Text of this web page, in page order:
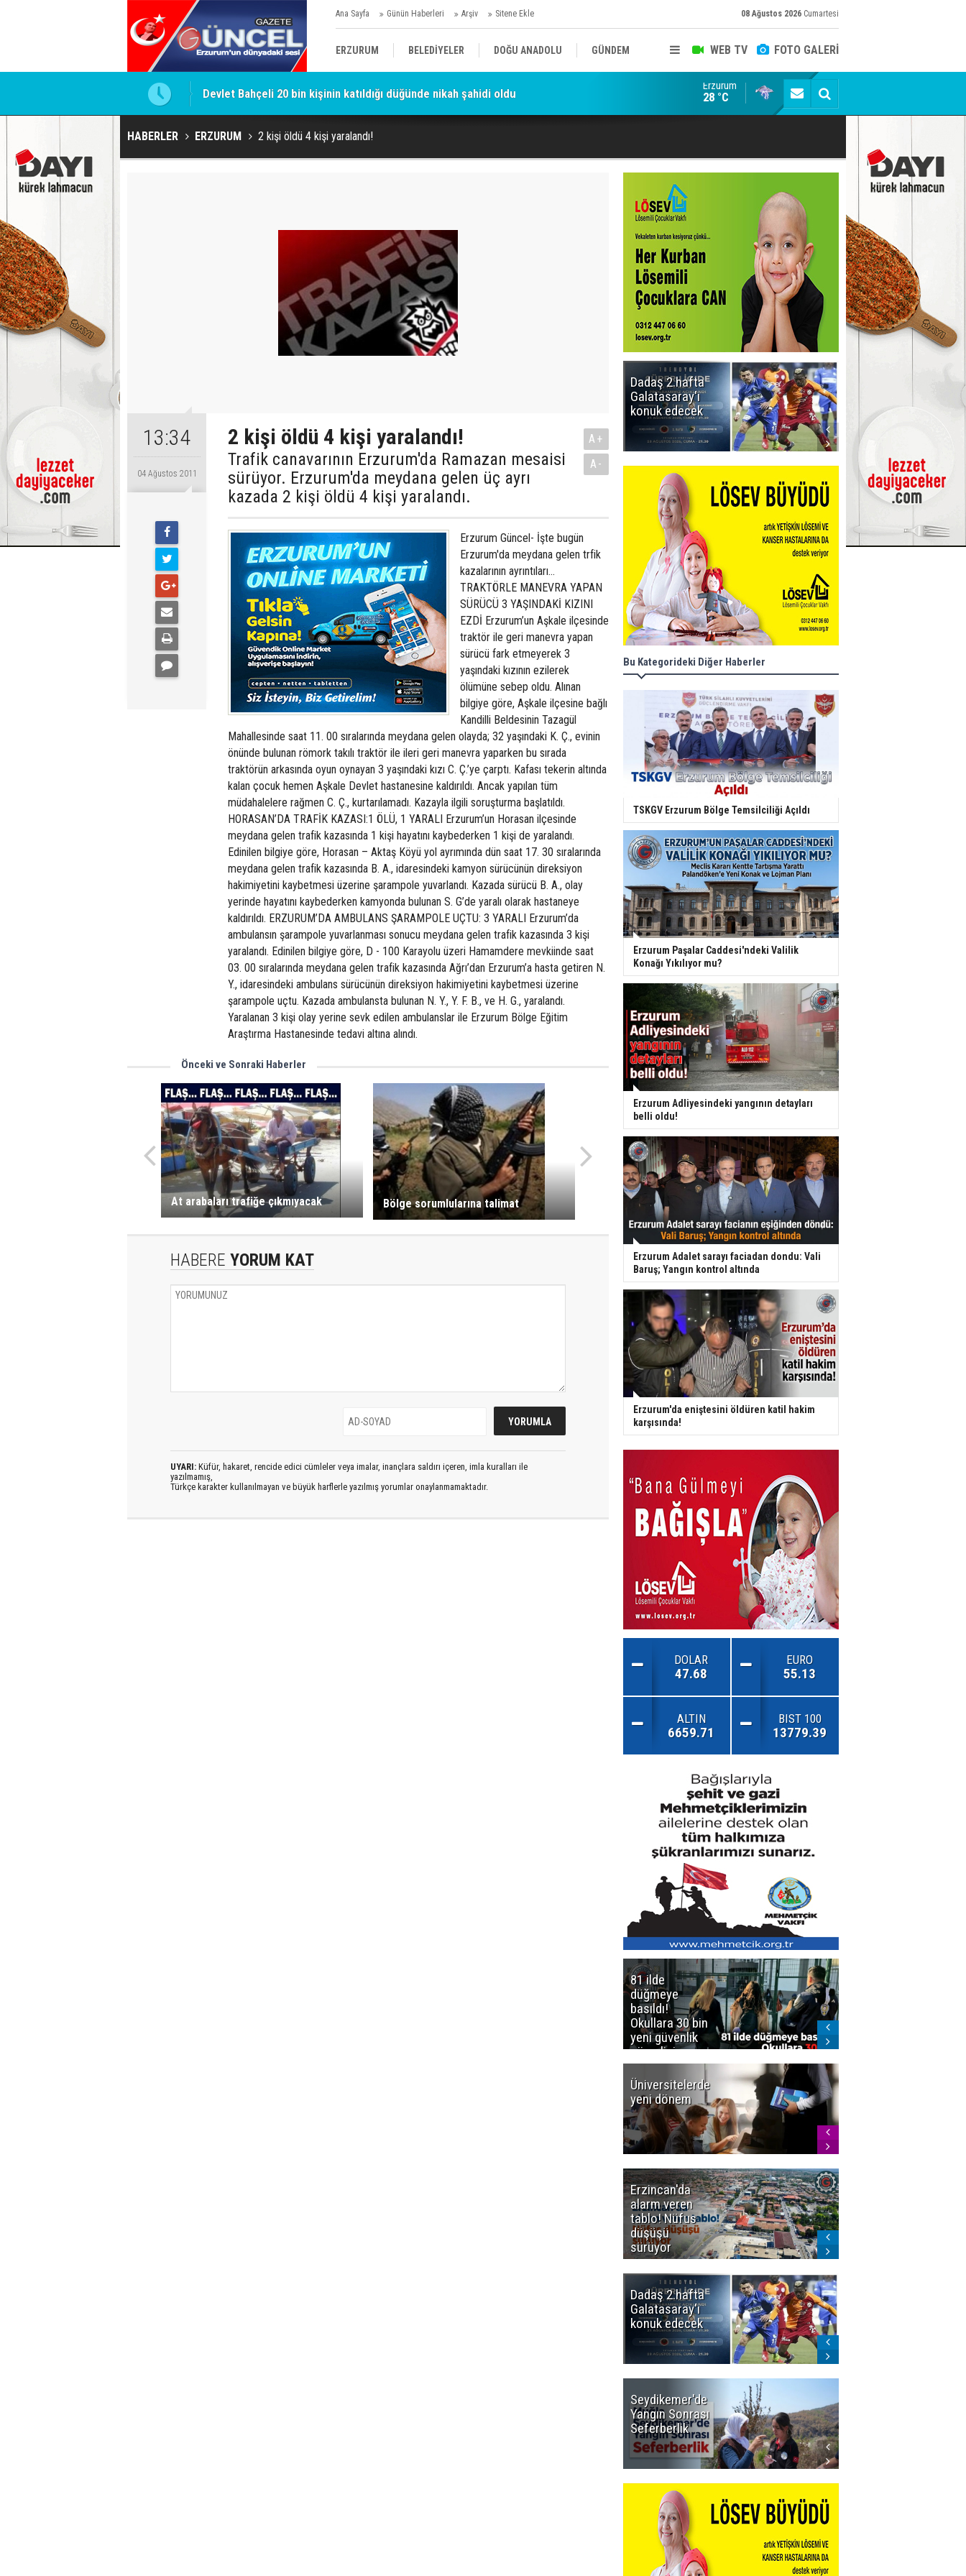
Ana Sayfa Günün Haberleri Arşiv Sitene Ekle 08 Ağustos 2026 Cumartesi
WEB TV FOTO GALERİ
ERZURUM BELEDİYELER DOĞU ANADOLU GÜNDEM
SİYASET AFAD/ SAVAŞ SPOR
KÜLTÜR/SANAT//MAĞAZİN
Devlet Bahçeli 20 bin kişinin katıldığı düğünde nikah şahidi oldu Gülistan Doku Dosyasında Siyah Helikopter
Erzurum
28 °C
HABERLER ERZURUM 2 kişi öldü 4 kişi yaralandı!
13:34
04 Ağustos 2011
2 kişi öldü 4 kişi yaralandı!
Trafik canavarının Erzurum'da Ramazan mesaisi
sürüyor. Erzurum'da meydana gelen üç ayrı
kazada 2 kişi öldü 4 kişi yaralandı.
A+
A-
Erzurum Güncel- İşte bugün
Erzurum'da meydana gelen trfik
kazalarının ayrıntıları...
TRAKTÖRLE MANEVRA YAPAN
SÜRÜCÜ 3 YAŞINDAKİ KIZINI
EZDİ Erzurum’un Aşkale ilçesinde
traktör ile geri manevra yapan
sürücü fark etmeyerek 3
yaşındaki kızının ezilerek
ölümüne sebep oldu. Alınan
bilgiye göre, Aşkale ilçesine bağlı
Kandilli Beldesinin Tazagül
Mahallesinde saat 11. 00 sıralarında meydana gelen olayda; 32 yaşındaki K. Ç., evinin
önünde bulunan römork takılı traktör ile ileri geri manevra yaparken bu sırada
traktörün arkasında oyun oynayan 3 yaşındaki kızı C. Ç.’ye çarptı. Kafası tekerin altında
kalan çocuk hemen Aşkale Devlet hastanesine kaldırıldı. Ancak yapılan tüm
müdahalelere rağmen C. Ç., kurtarılamadı. Kazayla ilgili soruşturma başlatıldı.
HORASAN’DA TRAFİK KAZASI:1 ÖLÜ, 1 YARALI Erzurum’un Horasan ilçesinde
meydana gelen trafik kazasında 1 kişi hayatını kaybederken 1 kişi de yaralandı.
Edinilen bilgiye göre, Horasan – Aktaş Köyü yol ayrımında dün saat 17. 30 sıralarında
meydana gelen trafik kazasında B. A., idaresindeki kamyon sürücünün direksiyon
hakimiyetini kaybetmesi üzerine şarampole yuvarlandı. Kazada sürücü B. A., olay
yerinde hayatını kaybederken kamyonda bulunan S. G’de yaralı olarak hastaneye
kaldırıldı. ERZURUM’DA AMBULANS ŞARAMPOLE UÇTU: 3 YARALI Erzurum’da
ambulansın şarampole yuvarlanması sonucu meydana gelen trafik kazasında 3 kişi
yaralandı. Edinilen bilgiye göre, D - 100 Karayolu üzeri Hamamdere mevkiinde saat
03. 00 sıralarında meydana gelen trafik kazasında Ağrı’dan Erzurum’a hasta getiren N.
Y., idaresindeki ambulans sürücünün direksiyon hakimiyetini kaybetmesi üzerine
şarampole uçtu. Kazada ambulansta bulunan N. Y., Y. F. B., ve H. G., yaralandı.
Yaralanan 3 kişi olay yerine sevk edilen ambulanslar ile Erzurum Bölge Eğitim
Araştırma Hastanesinde tedavi altına alındı.
Önceki ve Sonraki Haberler
At arabaları trafiğe çıkmıyacak Bölge sorumlularına talimat
HABERE YORUM KAT
UYARI: Küfür, hakaret, rencide edici cümleler veya imalar, inançlara saldırı içeren, imla kuralları ile
yazılmamış,
Türkçe karakter kullanılmayan ve büyük harflerle yazılmış yorumlar onaylanmamaktadır.
Dadaş 2.hafta
Galatasaray'ı
konuk edecek
kadrosunda
Bu Kategorideki Diğer Haberler
TSKGV Erzurum Bölge Temsilciliği Açıldı
Erzurum Paşalar Caddesi'ndeki Valilik
Konağı Yıkılıyor mu?
Erzurum Adliyesindeki yangının detayları
belli oldu!
Erzurum Adalet sarayı faciadan dondu: Vali
Baruş; Yangın kontrol altında
Erzurum'da eniştesini öldüren katil hakim
karşısında!
DOLAR
47.68
EURO
55.13
ALTIN
6659.71
BIST 100
13779.39
81 ilde
düğmeye
basıldı!
Okullara 30 bin
yeni güvenlik
görevlisi
Üniversitelerde
yeni dönem
Erzincan'da
alarm veren
tablo! Nüfus
düşüşü
sürüyor
Dadaş 2.hafta
Galatasaray'ı
konuk edecek
Seydikemer'de
Yangın Sonrası
Seferberlik